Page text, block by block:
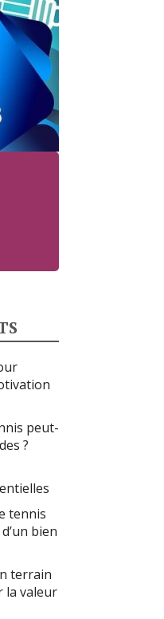
peut-
?
tennis
bien
terrain
la valeur